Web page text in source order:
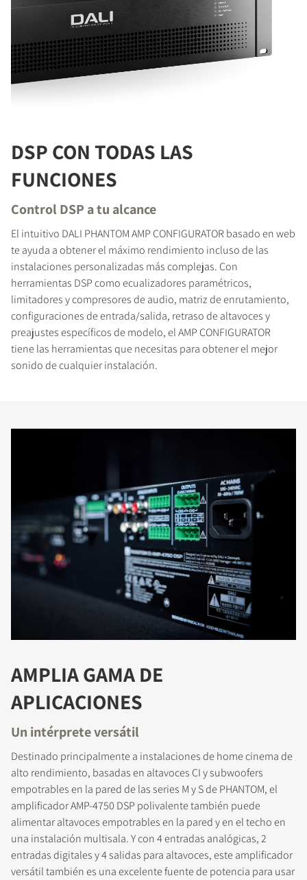
COMPARAR PRODUCTOS
DSP CON TODAS LAS
FUNCIONES
Control DSP a tu alcance
El intuitivo DALI PHANTOM AMP CONFIGURATOR basado en web
te ayuda a obtener el máximo rendimiento incluso de las
instalaciones personalizadas más complejas. Con
herramientas DSP como ecualizadores paramétricos,
limitadores y compresores de audio, matriz de enrutamiento,
configuraciones de entrada/salida, retraso de altavoces y
preajustes específicos de modelo, el AMP CONFIGURATOR
tiene las herramientas que necesitas para obtener el mejor
sonido de cualquier instalación.
AMPLIA GAMA DE
APLICACIONES
Un intérprete versátil
Destinado principalmente a instalaciones de home cinema de
alto rendimiento, basadas en altavoces CI y subwoofers
empotrables en la pared de las series M y S de PHANTOM, el
amplificador AMP-4750 DSP polivalente también puede
alimentar altavoces empotrables en la pared y en el techo en
una instalación multisala. Y con 4 entradas analógicas, 2
entradas digitales y 4 salidas para altavoces, este amplificador
versátil también es una excelente fuente de potencia para usar